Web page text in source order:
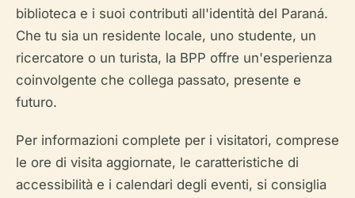
biblioteca e i suoi contributi all'identità del Paraná.
Che tu sia un residente locale, uno studente, un
ricercatore o un turista, la BPP offre un'esperienza
coinvolgente che collega passato, presente e
futuro.
Per informazioni complete per i visitatori, comprese
le ore di visita aggiornate, le caratteristiche di
accessibilità e i calendari degli eventi, si consiglia